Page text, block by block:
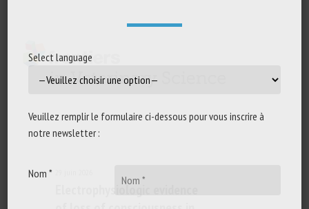
Electrophysiologic evidence
Select language
Veuillez remplir le formulaire ci-dessous pour vous inscrire à
notre newsletter :
Nom *